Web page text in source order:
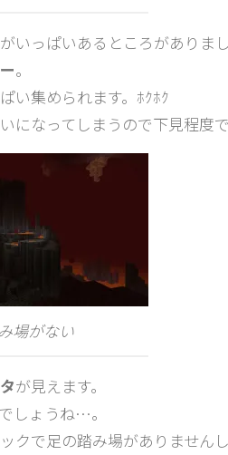
いっぱいあるところがありまし
。
い集められます。ﾎｸﾎｸ
になってしまうので下見程度で
場がない
が見えます。
しょうね…。
クで足の踏み場がありませんし